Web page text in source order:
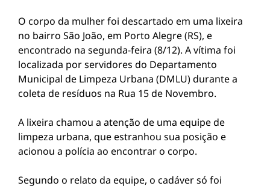
O corpo da mulher foi descartado em uma lixeira
no bairro São João, em Porto Alegre (RS), e
encontrado na segunda-feira (8/12). A vítima foi
localizada por servidores do Departamento
Municipal de Limpeza Urbana (DMLU) durante a
coleta de resíduos na Rua 15 de Novembro.
A lixeira chamou a atenção de uma equipe de
limpeza urbana, que estranhou sua posição e
acionou a polícia ao encontrar o corpo.
Segundo o relato da equipe, o cadáver só foi